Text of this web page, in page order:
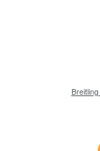
Breitling